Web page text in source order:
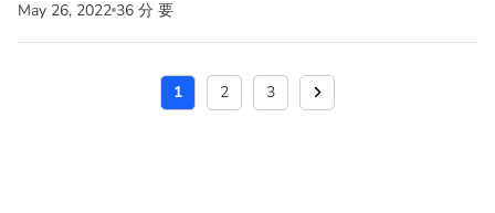
May 26, 2022 36 分 要
1 2 3